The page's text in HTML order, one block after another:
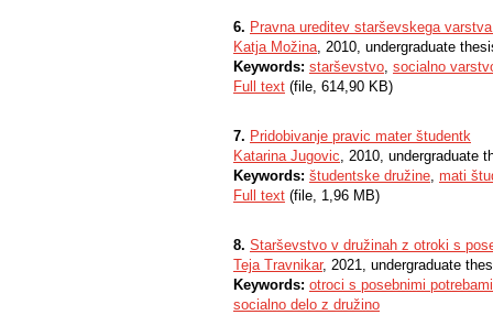
6. Pravna ureditev starševskega
Katja Možina, 2010, undergraduate
Keywords: starševstvo, socialno
Full text (file, 614,90 KB)
7. Pridobivanje pravic mater študentk
Katarina Jugovic, 2010, undergraduate
Keywords: študentske družine, mati
Full text (file, 1,96 MB)
8. Starševstvo v družinah z otroki s
Teja Travnikar, 2021, undergraduate
Keywords: otroci s posebnimi potrebami
socialno delo z družino